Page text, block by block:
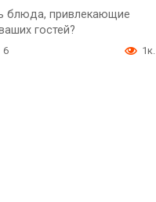
блюда, привлекающие
гостей?
6 1к.